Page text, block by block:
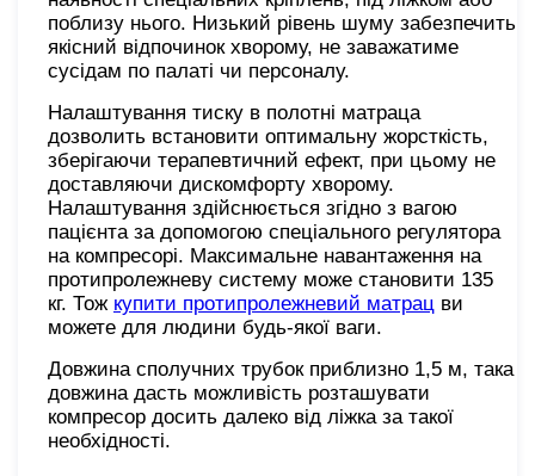
поблизу нього. Низький рівень шуму забезпечить
якісний відпочинок хворому, не заважатиме
сусідам по палаті чи персоналу.
Налаштування тиску в полотні матраца
дозволить встановити оптимальну жорсткість,
зберігаючи терапевтичний ефект, при цьому не
доставляючи дискомфорту хворому.
Налаштування здійснюється згідно з вагою
пацієнта за допомогою спеціального регулятора
на компресорі. Максимальне навантаження на
протипролежневу систему може становити 135
кг. Тож купити протипролежневий матрац ви
можете для людини будь-якої ваги.
Довжина сполучних трубок приблизно 1,5 м, така
довжина дасть можливість розташувати
компресор досить далеко від ліжка за такої
необхідності.